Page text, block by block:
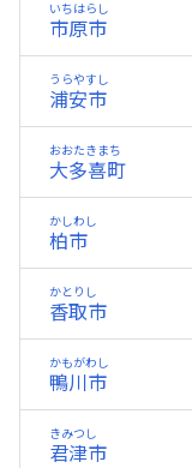
市原市
いちはらし
浦安市
うらやすし
大多喜町
おおたきまち
柏市
かしわし
香取市
かとりし
鴨川市
かもがわし
君津市
きみつし